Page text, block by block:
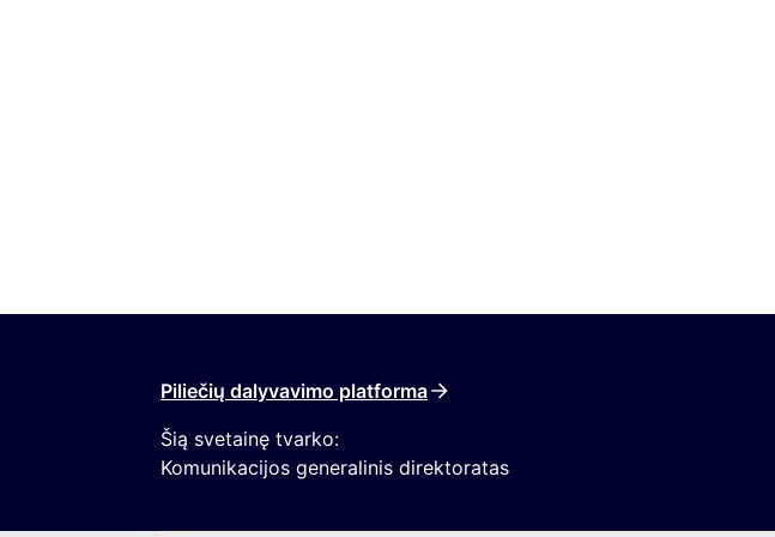
Piliečių dalyvavimo platforma
Šią svetainę tvarko:
Komunikacijos generalinis direktoratas